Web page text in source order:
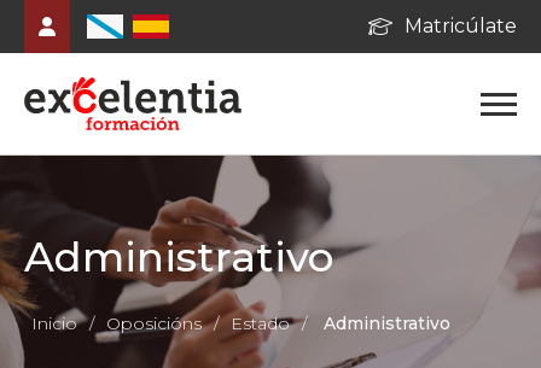
Matricúlate
Administrativo
Inicio / Oposicións / Estado / Administrativo